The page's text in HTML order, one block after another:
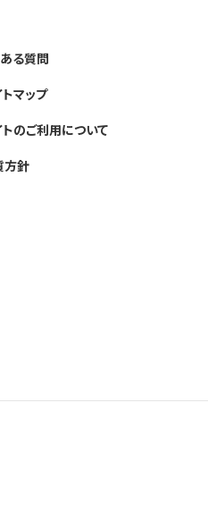
る質問
マップ
のご利用について
方針